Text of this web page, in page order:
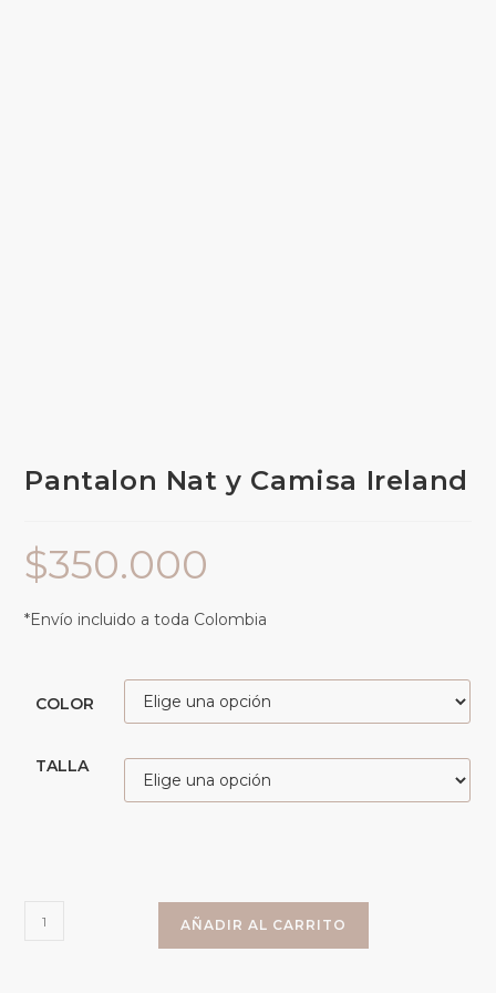
Pantalon Nat y Camisa Ireland
$350.000
*Envío incluido a toda Colombia
COLOR
TALLA
AÑADIR AL CARRITO